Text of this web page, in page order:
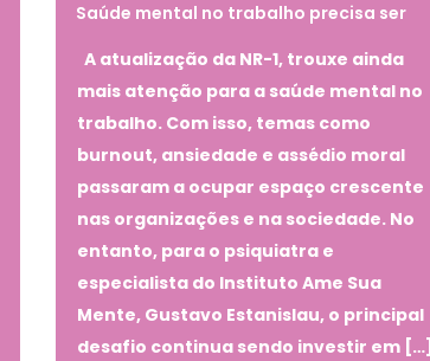
Saúde mental no trabalho precisa ser
A atualização da NR-1, trouxe ainda
mais atenção para a saúde mental no
trabalho. Com isso, temas como
burnout, ansiedade e assédio moral
passaram a ocupar espaço crescente
nas organizações e na sociedade. No
entanto, para o psiquiatra e
especialista do Instituto Ame Sua
Mente, Gustavo Estanislau, o principal
desafio continua sendo investir em […]